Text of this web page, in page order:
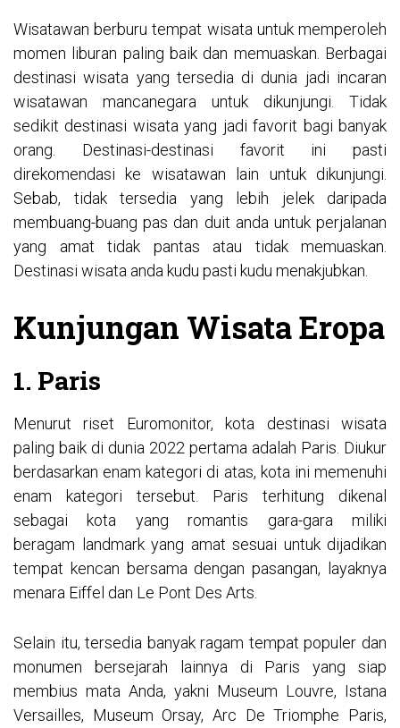
Wisatawan berburu tempat wisata untuk memperoleh
momen liburan paling baik dan memuaskan. Berbagai
destinasi wisata yang tersedia di dunia jadi incaran
wisatawan mancanegara untuk dikunjungi. Tidak
sedikit destinasi wisata yang jadi favorit bagi banyak
orang. Destinasi-destinasi favorit ini pasti
direkomendasi ke wisatawan lain untuk dikunjungi.
Sebab, tidak tersedia yang lebih jelek daripada
membuang-buang pas dan duit anda untuk perjalanan
yang amat tidak pantas atau tidak memuaskan.
Destinasi wisata anda kudu pasti kudu menakjubkan.
Kunjungan Wisata Eropa
1. Paris
Menurut riset Euromonitor, kota destinasi wisata
paling baik di dunia 2022 pertama adalah Paris. Diukur
berdasarkan enam kategori di atas, kota ini memenuhi
enam kategori tersebut. Paris terhitung dikenal
sebagai kota yang romantis gara-gara miliki
beragam landmark yang amat sesuai untuk dijadikan
tempat kencan bersama dengan pasangan, layaknya
menara Eiffel dan Le Pont Des Arts.
Selain itu, tersedia banyak ragam tempat populer dan
monumen bersejarah lainnya di Paris yang siap
membius mata Anda, yakni Museum Louvre, Istana
Versailles, Museum Orsay, Arc De Triomphe Paris,